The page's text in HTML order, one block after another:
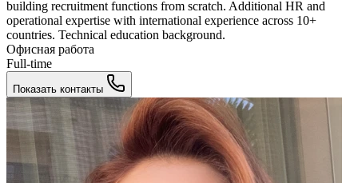
building recruitment functions from scratch. Additional HR and
operational expertise with international experience across 10+
countries. Technical education background.
Офисная работа
Full-time
Показать контакты